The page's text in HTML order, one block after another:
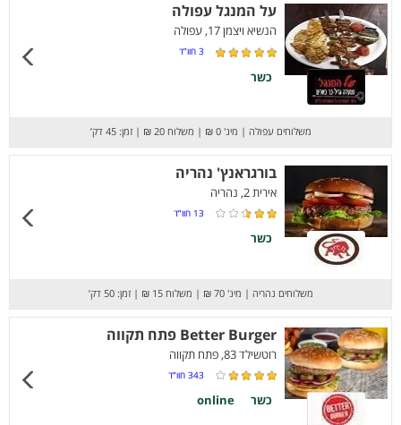
על המנגל עפולה
הנשיא ויצמן 17, עפולה
3 חוו”ד
כשר
משלוחים עפולה | מינ' 0 ₪ | משלוח 20 ₪ | זמן: 45 דק’
בורגראנץ' נהריה
אירית 2, נהריה
13 חוו”ד
כשר
משלוחים נהריה | מינ' 70 ₪ | משלוח 15 ₪ | זמן: 50 דק’
Better Burger פתח תקווה
רוטשילד 83, פתח תקווה
343 חוו”ד
כשר online